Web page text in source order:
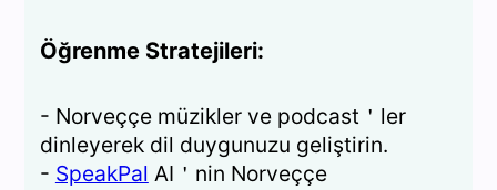
Öğrenme Stratejileri:
- Norveççe müzikler ve podcast＇ler
dinleyerek dil duygunuzu geliştirin.
- SpeakPal AI＇nin Norveççe